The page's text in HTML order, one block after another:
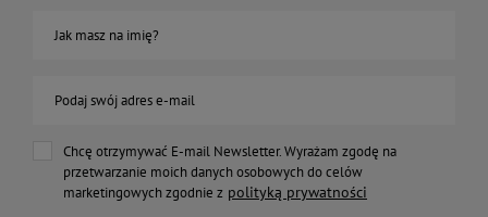
Jak masz na imię?
Podaj swój adres e-mail
Chcę otrzymywać E-mail Newsletter. Wyrażam zgodę na
przetwarzanie moich danych osobowych do celów
marketingowych zgodnie z polityką prywatności